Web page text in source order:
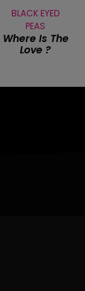
BLACK EYED
PEAS
Where Is The
Love ?